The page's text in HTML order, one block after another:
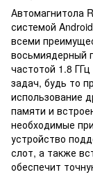
Автомагнитола
системой
всеми
восьмиядерный
частотой 1.8
задач, будь то
использование
памяти и
необходимые
устройство
слот, а также
обеспечит